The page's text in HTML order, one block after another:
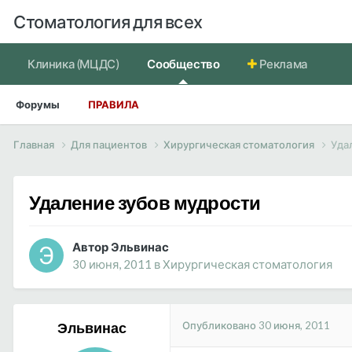
Стоматология для всех
Клиника (МЦДС) Сообщество
Форумы ПРАВИЛА
Реклама
Главная Для пациентов Хирургическая стоматология
Удаление зубов мудрости
Автор Эльвинас
30 июня, 2011 вХирургическая стоматология
Эльвинас Опубликовано 30 июня, 2011